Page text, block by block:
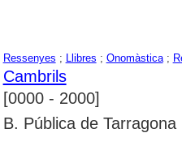
Ressenyes ; Llibres ; Onomàstica;
Cambrils
[0000 - 2000]
B. Pública de Tarragona